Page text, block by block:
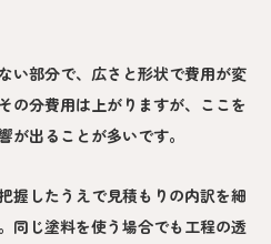
い部分で、広さと形状で費用が変
の分費用は上がりますが、ここを
が出ることが多いです。
握したうえで見積もりの内訳を細
同じ塗料を使う場合でも工程の透